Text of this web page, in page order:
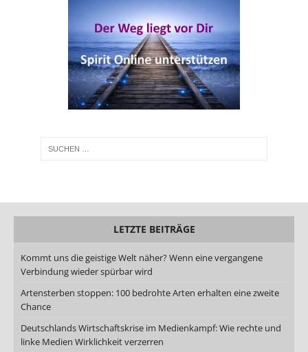
LETZTE BEITRÄGE
Kommt uns die geistige Welt näher? Wenn eine vergangene
Verbindung wieder spürbar wird
Artensterben stoppen: 100 bedrohte Arten erhalten eine zweite
Chance
Deutschlands Wirtschaftskrise im Medienkampf: Wie rechte und
linke Medien Wirklichkeit verzerren